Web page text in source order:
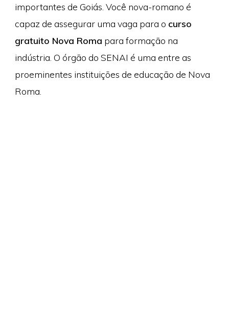
importantes de Goiás. Você nova-romano é
capaz de assegurar uma vaga para o curso
gratuito Nova Roma para formação na
indústria. O órgão do SENAI é uma entre as
proeminentes instituições de educação de Nova
Roma.